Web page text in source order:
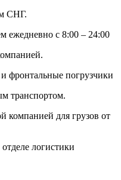
СНГ.
ежедневно с 8:00 – 24:00
фронтальные погрузчики
транспортом.
компанией для грузов от
логистики